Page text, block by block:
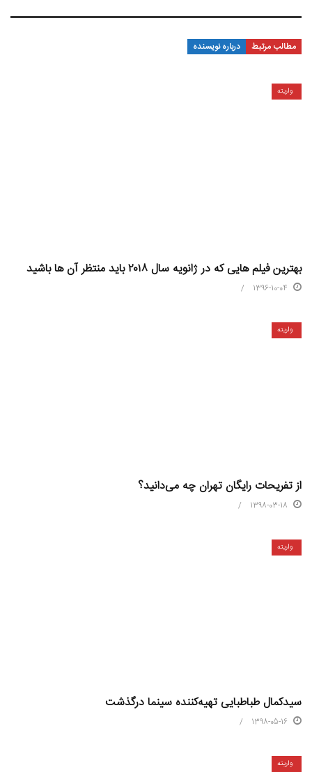
مطالب مرتبط درباره نویسنده
واریته
بهترین فیلم هایی که در ژانویه سال ۲۰۱۸ باید منتظر آن ها باشید
1396-10-04
واریته
از تفریحات رایگان تهران چه می‌دانید؟
1398-03-18
واریته
سیدکمال طباطبایی تهیه‌کننده سینما درگذشت
1398-05-16
واریته